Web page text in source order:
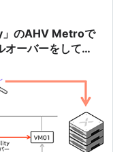
のAHV Metroで
ーバーをしてみ